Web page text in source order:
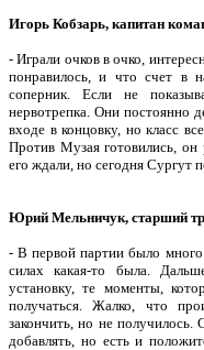
Игорь Кобзарь, капитан
- Играли очков в очко,
понравилось, и что счет в
соперник. Если не
нервотрепка. Они постоянно
входе в концовку, но класс
Против Музая готовились,
его ждали, но сегодня Сургут
Юрий Мельничук, старший
-В первой партии было много
силах какая-то была.
установку, те моменты,
получаться. Жалко, что
закончить, но не
добавлять, но есть и